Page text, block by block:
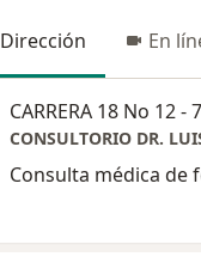
Dirección En
CARRERA 18 No 12 -
Consulta médica de